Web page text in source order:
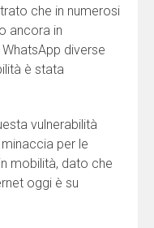
che in numerosi
ancora in
diverse
è stata
vulnerabilità
per le
mobilità, dato che
oggi è su